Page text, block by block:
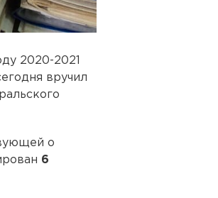
2020-2021
вручил
о
6